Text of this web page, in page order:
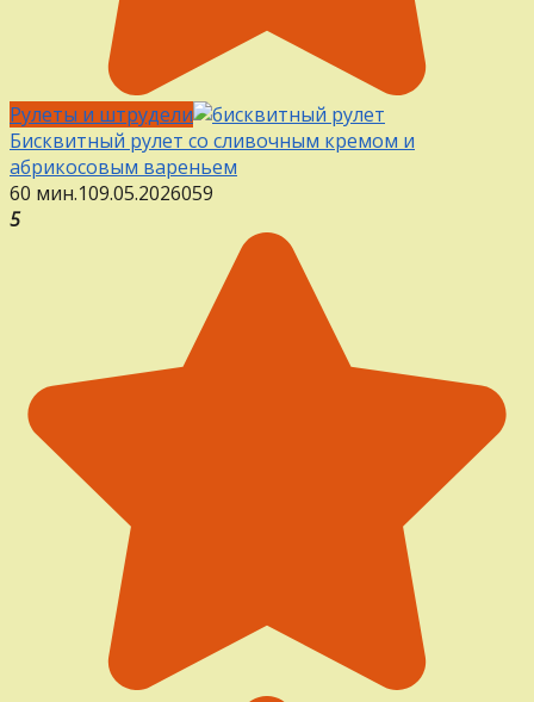
Рулеты и штрудели
Бисквитный рулет со сливочным кремом и
абрикосовым вареньем
60 мин.109.05.2026059
5